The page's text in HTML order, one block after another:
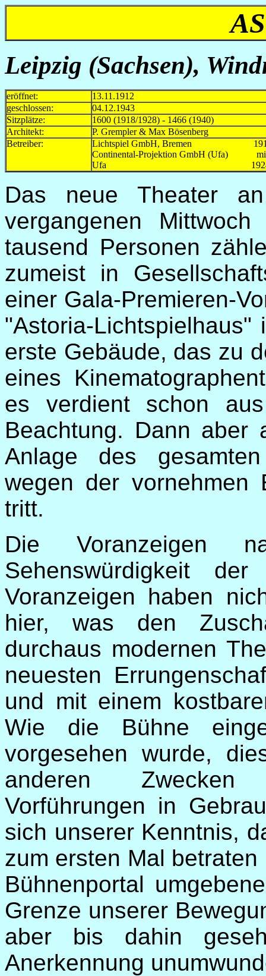
Leipzig (Sachsen),
eröffnet:
13.11.1912
geschlossen:
04.12.1943
Sitzplätze:
1600 (1918/1928) - 1466 (1940)
Architekt:
P. Grempler & Max Bösenberg
Betreiber:
Lichtspiel GmbH, Bremen
Continental-Projektion GmbH (Ufa)
Ufa 1924-
Das neue Theater
vergangenen
tausend Personen
zumeist in
einer Gala-Premieren-
"Astoria-
erste Gebäude, das zu
eines
es verdient schon
Beachtung. Dann aber
Anlage des
wegen der
tritt.
Die Voranzeigen
Sehenswürdigkeit
Voranzeigen haben
hier, was den
durchaus modernen
neuesten
und mit einem
Wie die Bühne
vorgesehen wurde,
anderen Zwecken
Vorführungen in
sich unserer Kenntnis,
zum ersten Mal
Bühnenportal
Grenze unserer
aber bis dahin
Anerkennung